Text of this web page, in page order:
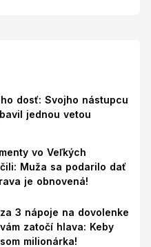
dosť: Svojho nástupcu
jednou vetou
vo Veľkých
Muža sa podarilo dať
je obnovená!
3 nápoje na dovolenke
zatočí hlava: Keby
milionárka!